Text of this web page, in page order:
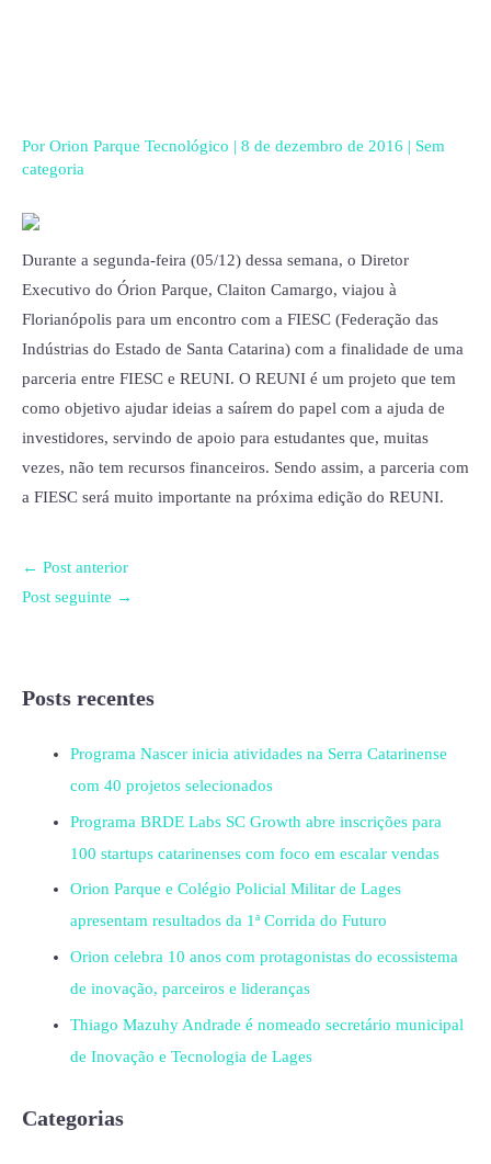
Por Orion Parque Tecnológico | 8 de dezembro de 2016 | Sem
categoria
Durante a segunda-feira (05/12) dessa semana, o Diretor
Executivo do Órion Parque, Claiton Camargo, viajou à
Florianópolis para um encontro com a FIESC (Federação das
Indústrias do Estado de Santa Catarina) com a finalidade de uma
parceria entre FIESC e REUNI. O REUNI é um projeto que tem
como objetivo ajudar ideias a saírem do papel com a ajuda de
investidores, servindo de apoio para estudantes que, muitas
vezes, não tem recursos financeiros. Sendo assim, a parceria com
a FIESC será muito importante na próxima edição do REUNI.
← Post anterior
Post seguinte →
Posts recentes
Programa Nascer inicia atividades na Serra Catarinense
com 40 projetos selecionados
Programa BRDE Labs SC Growth abre inscrições para
100 startups catarinenses com foco em escalar vendas
Orion Parque e Colégio Policial Militar de Lages
apresentam resultados da 1ª Corrida do Futuro
Orion celebra 10 anos com protagonistas do ecossistema
de inovação, parceiros e lideranças
Thiago Mazuhy Andrade é nomeado secretário municipal
de Inovação e Tecnologia de Lages
Categorias